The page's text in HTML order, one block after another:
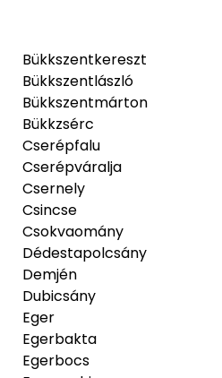
Bükkszentkereszt
Bükkszentlászló
Bükkszentmárton
Bükkzsérc
Cserépfalu
Cserépváralja
Csernely
Csincse
Csokvaomány
Dédestapolcsány
Demjén
Dubicsány
Eger
Egerbakta
Egerbocs